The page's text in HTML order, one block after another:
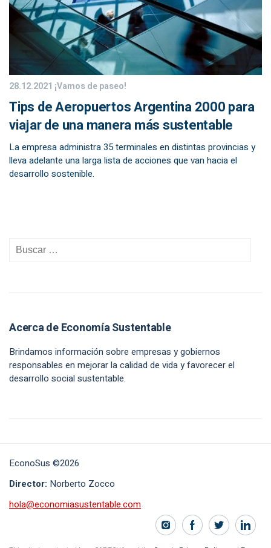
28.12.2021 ¡Vamos de paseo!
Tips de Aeropuertos Argentina 2000 para
viajar de una manera más sustentable
La empresa administra 35 terminales en distintas provincias y
lleva adelante una larga lista de acciones que van hacia el
desarrollo sostenible.
Acerca de Economía Sustentable
Brindamos información sobre empresas y gobiernos
responsables en mejorar la calidad de vida y favorecer el
desarrollo social sustentable.
EconoSus ©2026
Director: Norberto Zocco
hola@economiasustentable.com